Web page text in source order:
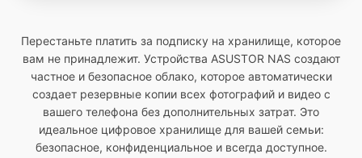
Перестаньте платить за подписку на хранилище, которое
вам не принадлежит. Устройства ASUSTOR NAS создают
частное и безопасное облако, которое автоматически
создает резервные копии всех фотографий и видео с
вашего телефона без дополнительных затрат. Это
идеальное цифровое хранилище для вашей семьи:
безопасное, конфиденциальное и всегда доступное.